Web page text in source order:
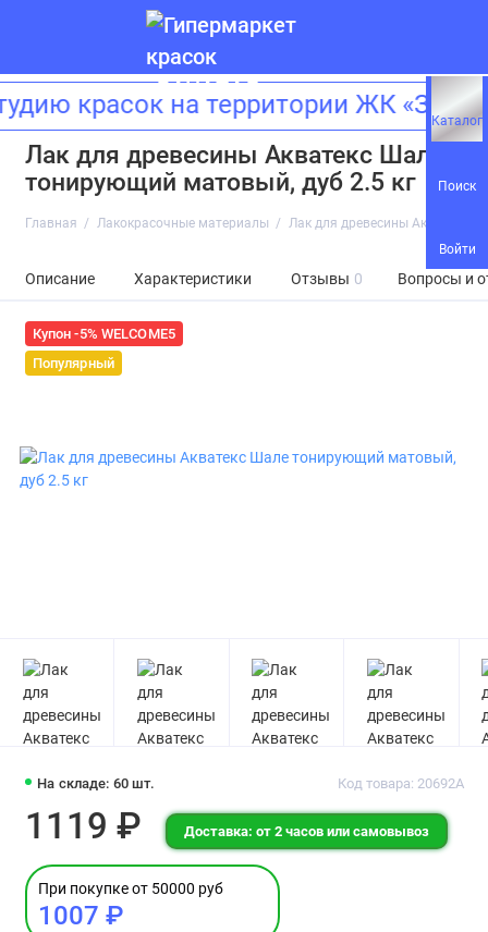
Каталог
Поиск
Войти
красок на территории ЖК
Лак для древесины Акватекс Шале
тонирующий матовый, дуб 2.5 кг
Главная Лакокрасочные материалы Лак для древесины Акватекс
Описание Характеристики Отзывы 0 Вопросы и
Купон -5% WELCOME5
Популярный
На складе: 60 шт. Код товара: 20692А
1119 ₽ Доставка: от 2 часов или самовывоз
При покупке от 50000 руб
1007 ₽